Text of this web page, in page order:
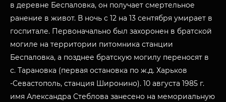
в деревне Беспаловка, он получает смертельное
ранение в живот. В ночь с 12 на 13 сентября умирает в
госпитале. Первоначально был захоронен в братской
могиле на территории питомника станции
Беспаловка, а позднее братскую могилу переносят в
с. Тарановка (первая остановка по ж.д. Харьков
-Севастополь, станция Широнино). 10 августа 1985 г.
имя Александра Стеблова занесено на мемориальную